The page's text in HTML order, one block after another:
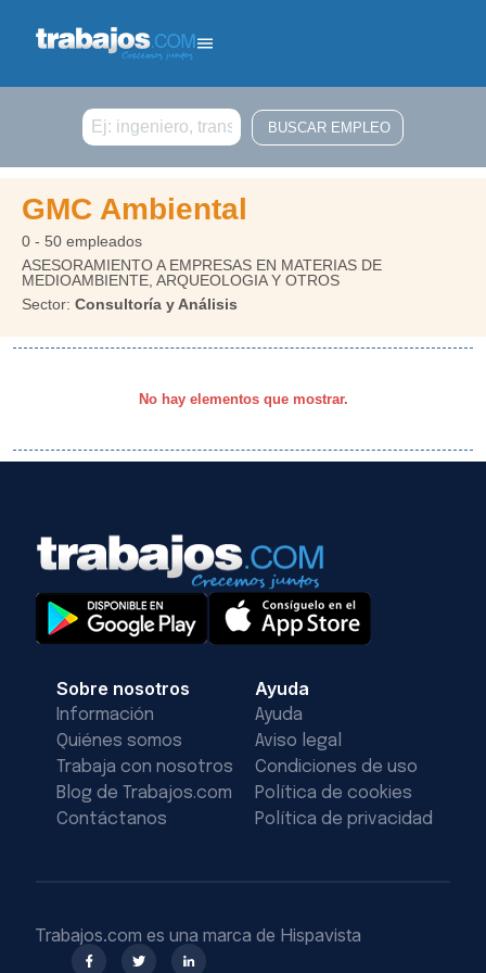
Buscar
GMC Ambiental
0 - 50 empleados
ASESORAMIENTO A EMPRESAS EN MATERIAS DE
MEDIOAMBIENTE, ARQUEOLOGIA Y OTROS
Sector: Consultoría y Análisis
No hay elementos que mostrar.
Sobre nosotros
Información
Quiénes somos
Trabaja con nosotros
Blog de Trabajos.com
Contáctanos
Ayuda
Ayuda
Aviso legal
Condiciones de uso
Política de cookies
Política de privacidad
Trabajos.com es una marca de Hispavista